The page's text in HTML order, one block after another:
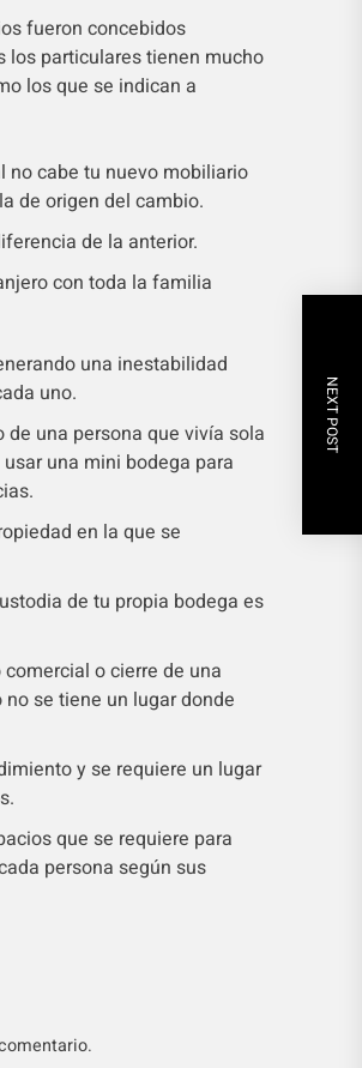
fueron concebidos
los particulares tienen mucho
los que se indican a
no cabe tu nuevo mobiliario
de origen del cambio.
de la anterior.
con toda la familia
una inestabilidad
uno.
una persona que vivía sola
una mini bodega para
en la que se
de tu propia bodega es
o cierre de una
se tiene un lugar donde
y se requiere un lugar
que se requiere para
persona según sus
NEXT POST